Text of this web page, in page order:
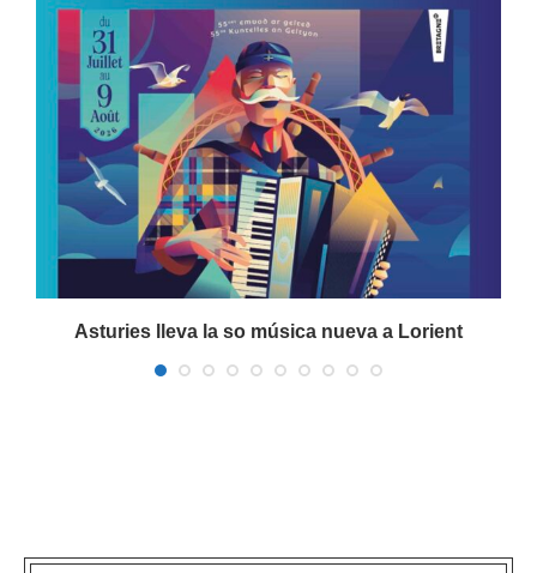
Asturies lleva la so música nueva a Lorient